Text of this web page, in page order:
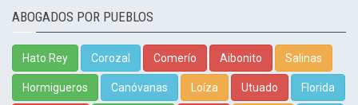
ABOGADOS POR PUEBLOS
Hato Rey Corozal Comerío Aibonito Salinas
Hormigueros Canóvanas Loíza Utuado Florida